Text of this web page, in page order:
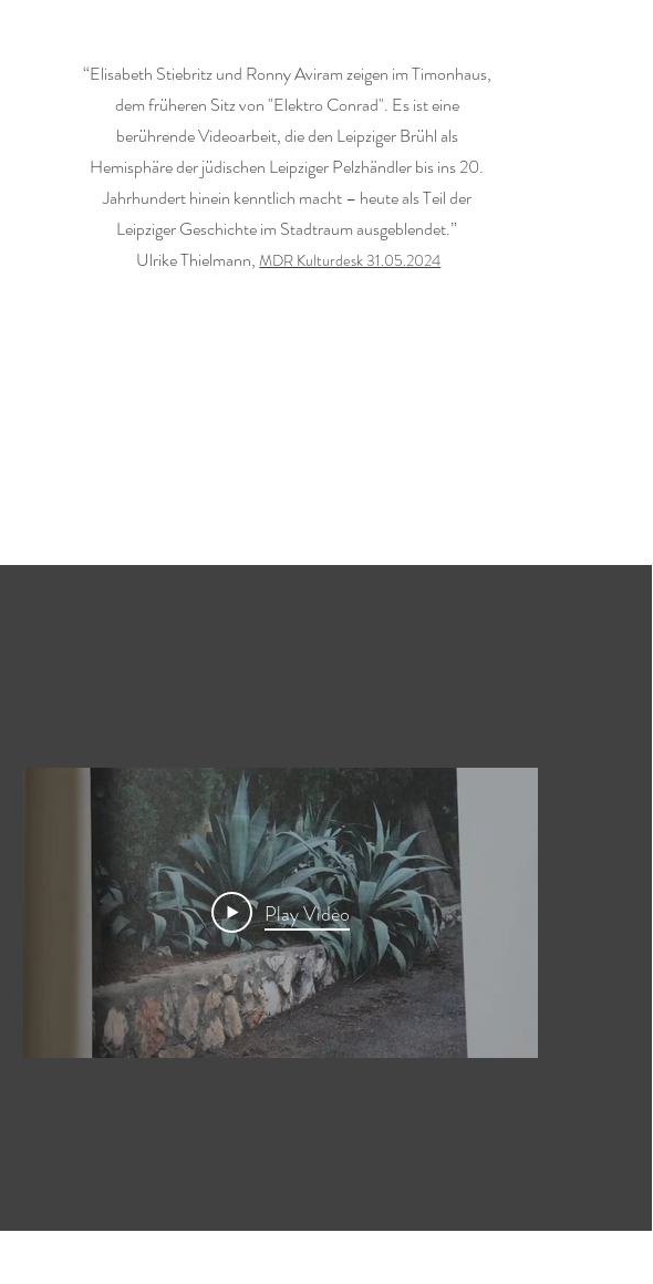
“Elisabeth Stiebritz und Ronny Aviram zeigen im Timonhaus,
dem früheren Sitz von "Elektro Conrad". Es ist eine
berührende Videoarbeit, die den Leipziger Brühl als
Hemisphäre der jüdischen Leipziger Pelzhändler bis ins 20.
Jahrhundert hinein kenntlich macht – heute als Teil der
Leipziger Geschichte im Stadtraum ausgeblendet.”
Ulrike Thielmann,MDR Kulturdesk 31.05.2024
Play Video